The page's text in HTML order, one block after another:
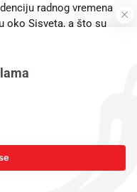
radnog vremena
oko Sisveta, a što su
1. srpnja uopće dolazi u
najviše opterećuje su
budućnost. I To
teško u njihovom
i znam iz prve ruke